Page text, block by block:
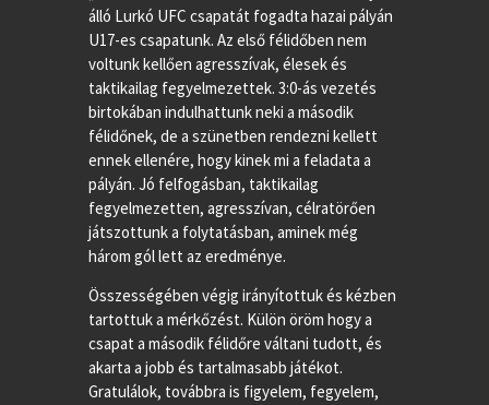
álló Lurkó UFC csapatát fogadta hazai pályán
U17-es csapatunk. Az első félidőben nem
voltunk kellően agresszívak, élesek és
taktikailag fegyelmezettek. 3:0-ás vezetés
birtokában indulhattunk neki a második
félidőnek, de a szünetben rendezni kellett
ennek ellenére, hogy kinek mi a feladata a
pályán. Jó felfogásban, taktikailag
fegyelmezetten, agresszívan, célratörően
játszottunk a folytatásban, aminek még
három gól lett az eredménye.
Összességében végig irányítottuk és kézben
tartottuk a mérkőzést. Külön öröm hogy a
csapat a második félidőre váltani tudott, és
akarta a jobb és tartalmasabb játékot.
Gratulálok, továbbra is figyelem, fegyelem,